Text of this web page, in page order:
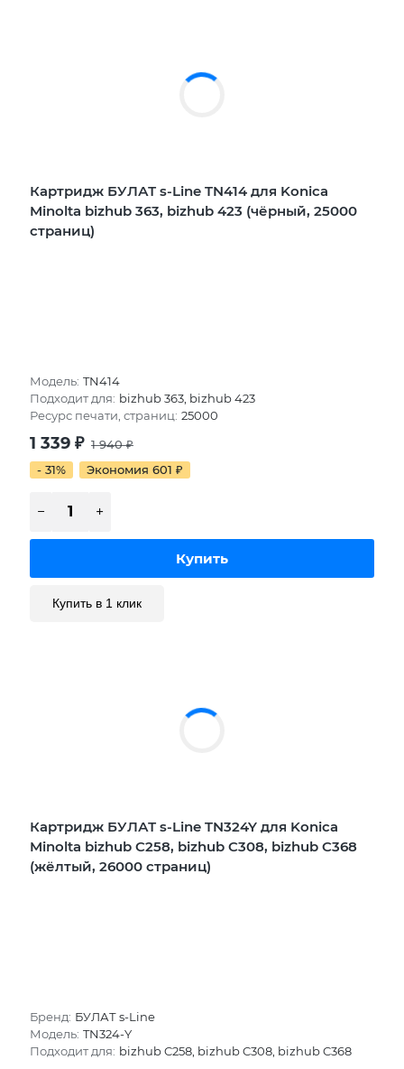
Картридж БУЛАТ s-Line TN414 для Konica
Minolta bizhub 363, bizhub 423 (чёрный, 25000
страниц)
Модель: TN414
Подходит для: bizhub 363, bizhub 423
Ресурс печати, страниц: 25000
1 339 ₽ 1 940₽
- 31%
Экономия 601 ₽
Купить в 1 клик
Картридж БУЛАТ s-Line TN324Y для Konica
Minolta bizhub C258, bizhub C308, bizhub C368
(жёлтый, 26000 страниц)
Бренд: БУЛАТ s-Line
Модель: TN324-Y
Подходит для: bizhub C258, bizhub C308, bizhub C368